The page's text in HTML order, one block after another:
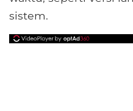
sistem.